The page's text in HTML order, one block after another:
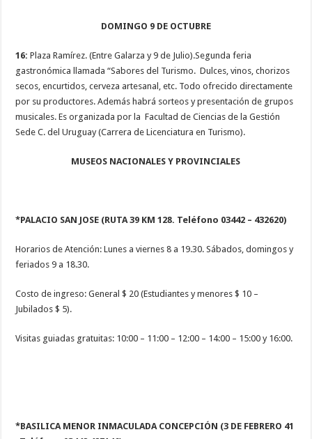
DOMINGO 9 DE OCTUBRE
16:Plaza Ramírez. (Entre Galarza y 9 de Julio).Segunda feria
gastronómica llamada “Sabores del Turismo. Dulces, vinos, chorizos
secos, encurtidos, cerveza artesanal, etc. Todo ofrecido directamente
por su productores. Además habrá sorteos y presentación de grupos
musicales. Es organizada por la Facultad de Ciencias de la Gestión
Sede C. del Uruguay (Carrera de Licenciatura en Turismo).
MUSEOS NACIONALES Y PROVINCIALES
*PALACIO SAN JOSE (RUTA 39 KM 128. Teléfono 03442 – 432620)
Horarios de Atención: Lunes a viernes 8 a 19.30. Sábados, domingos y
feriados 9 a 18.30.
Costo de ingreso: General $ 20 (Estudiantes y menores $ 10 –
Jubilados $ 5).
Visitas guiadas gratuitas: 10:00 – 11:00 – 12:00 – 14:00 – 15:00 y 16:00.
*BASILICA MENOR INMACULADA CONCEPCIÓN (3 DE FEBRERO 41